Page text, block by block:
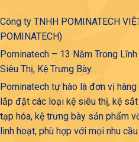
Công ty TNHH POMINATECH
POMINATECH)
Pominatech – 13 Năm Trong
Siêu Thị, Kệ Trưng Bày.
Pominatech tự hào là đơn vị
lắp đặt các loại kệ siêu thị, kệ
tạp hóa, kệ trưng bày sản phẩm
linh hoạt, phù hợp với mọi nhu